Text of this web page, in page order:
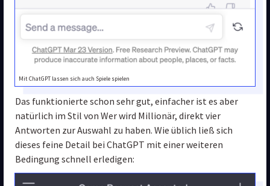
Mit ChatGPT lassen sich auch Spiele spielen
Das funktionierte schon sehr gut, einfacher ist es aber
natürlich im Stil von Wer wird Millionär, direkt vier
Antworten zur Auswahl zu haben. Wie üblich ließ sich
dieses feine Detail bei ChatGPT mit einer weiteren
Bedingung schnell erledigen: